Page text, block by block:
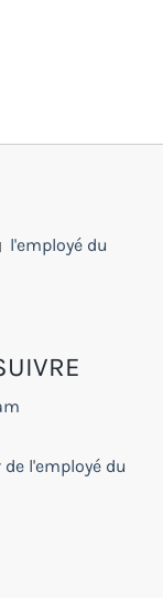
l'employé du
l'employé du